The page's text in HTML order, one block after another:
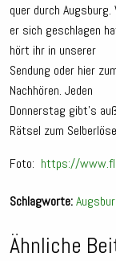
quer durch Augsburg.
er sich geschlagen
hört ihr in unserer
Sendung oder hier
Nachhören. Jeden
Donnerstag gibt’s
Rätsel zum
Foto: https://
Schlagworte:
Ähnliche